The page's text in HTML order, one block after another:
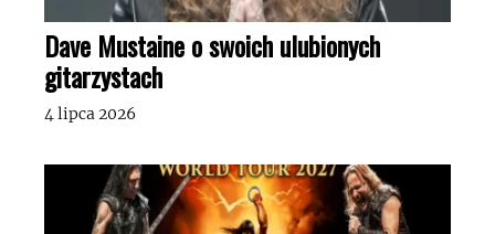
Dave Mustaine o swoich ulubionych
gitarzystach
4 lipca 2026